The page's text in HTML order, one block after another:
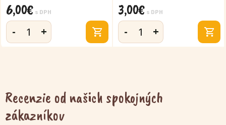
6,00€ s DPH
-
množstvo +
3,00€ s DPH
-
množstvo +
Recenzie od našich spokojných
zákazníkov